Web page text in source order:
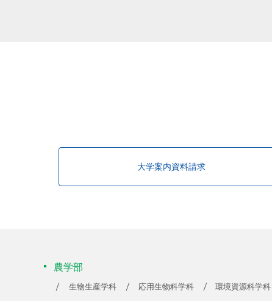
大学案内資料請求
農学部
生物生産学科 応用生物科学科 環境資源科学科